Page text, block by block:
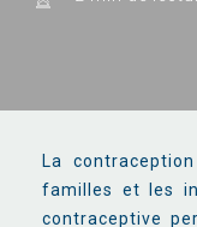
La
familles et les
contraceptive